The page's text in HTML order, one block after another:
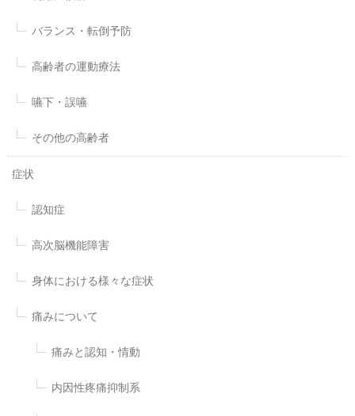
バランス・転倒予防
高齢者の運動療法
嚥下・誤嚥
その他の高齢者
症状
認知症
高次脳機能障害
身体における様々な症状
痛みについて
痛みと認知・情動
内因性疼痛抑制系